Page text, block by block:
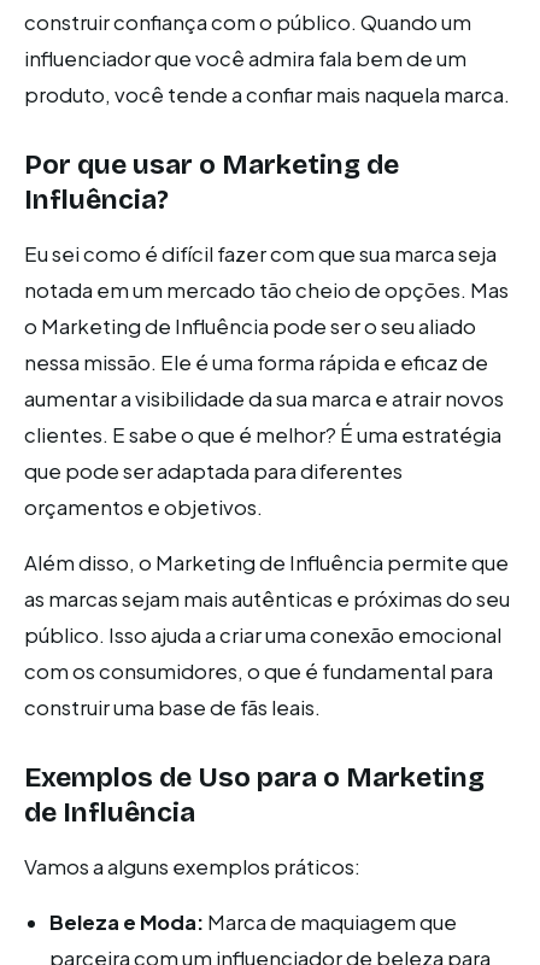
construir confiança com o público. Quando um
influenciador que você admira fala bem de um
produto, você tende a confiar mais naquela marca.
Por que usar o Marketing de
Influência?
Eu sei como é difícil fazer com que sua marca seja
notada em um mercado tão cheio de opções. Mas
o Marketing de Influência pode ser o seu aliado
nessa missão. Ele é uma forma rápida e eficaz de
aumentar a visibilidade da sua marca e atrair novos
clientes. E sabe o que é melhor? É uma estratégia
que pode ser adaptada para diferentes
orçamentos e objetivos.
Além disso, o Marketing de Influência permite que
as marcas sejam mais autênticas e próximas do seu
público. Isso ajuda a criar uma conexão emocional
com os consumidores, o que é fundamental para
construir uma base de fãs leais.
Exemplos de Uso para o Marketing
de Influência
Vamos a alguns exemplos práticos:
Beleza e Moda: Marca de maquiagem que
parceira com um influenciador de beleza para